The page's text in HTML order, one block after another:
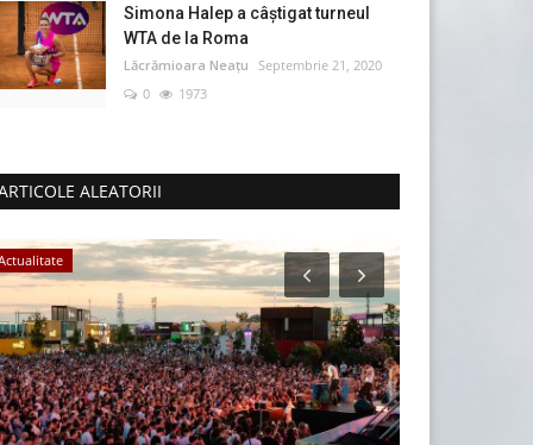
Simona Halep a câştigat turneul
WTA de la Roma
Lăcrămioara Neațu Septembrie 21, 2020
0
1973
ALEATORII